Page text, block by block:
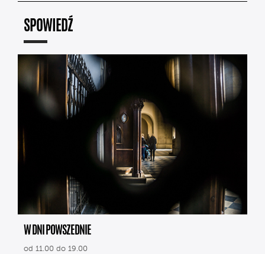
SPOWIEDŹ
W DNI POWSZEDNIE
od 11.00 do 19.00